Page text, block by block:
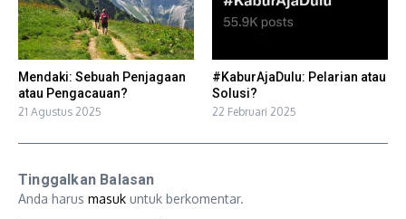
Mendaki: Sebuah Penjagaan
atau Pengacauan?
21 Agustus 2025
#KaburAjaDulu: Pelarian atau
Solusi?
22 Februari 2025
Tinggalkan Balasan
Anda harus masuk untuk berkomentar.